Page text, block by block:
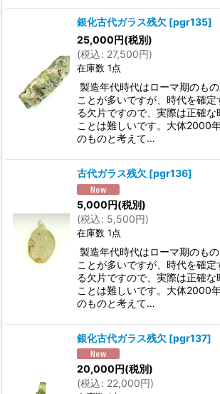
銀化古代ガラス残欠 [pgr135]
25,000円(税別)
(税込: 27,500円)
在庫数 1点
製造年代時代はローマ期のも
ことが多いですが、時代を確定
る欠片ですので、実際は正確な
ことは難しいです。大体2000
のものと考えて…
古代ガラス残欠 [pgr136]
5,000円(税別)
(税込: 5,500円)
在庫数 1点
製造年代時代はローマ期のも
ことが多いですが、時代を確定
る欠片ですので、実際は正確な
ことは難しいです。大体2000
のものと考えて…
銀化古代ガラス残欠 [pgr137]
20,000円(税別)
(税込: 22,000円)